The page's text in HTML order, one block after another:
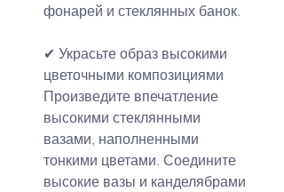
фонарей и стеклянных банок.
✔ Украсьте образ высокими
цветочными композициями
Произведите впечатление
высокими стеклянными
вазами, наполненными
тонкими цветами. Соедините
высокие вазы и канделябрами